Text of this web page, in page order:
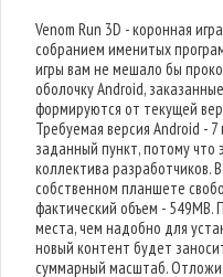
Venom Run 3D - коронная
собранием именитых
игры вам не мешало бы
оболочку Android,
формируются от текущей
Требуемая версия Android -
заданный пункт, потому
коллектива разработчиков.
собственном планшете
фактический объем - 549MB.
места, чем надобно для
новый контент будет
суммарный масштаб.